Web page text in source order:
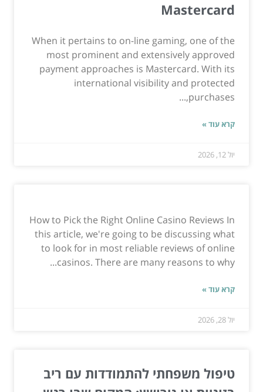
Mastercard
When it pertains to on-line gaming, one of the
most prominent and extensively approved
payment approaches is Mastercard. With its
international visibility and protected
purchases,...
קרא עוד »
יול 12, 2026
How to Pick the Right Online Casino Reviews In
this article, we're going to be discussing what
to look for in most reliable reviews of online
casinos. There are many reasons to why...
קרא עוד »
יול 28, 2026
טיפול משפחתי להתמודדות עם ריב